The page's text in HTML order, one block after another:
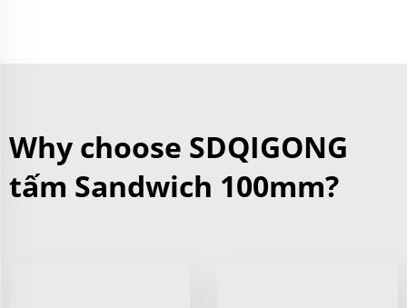
Why choose SDQIGONG
tấm Sandwich 100mm?